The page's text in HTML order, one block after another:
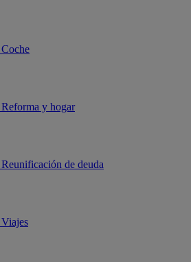
Coche
Reforma y hogar
Reunificación de deuda
Viajes